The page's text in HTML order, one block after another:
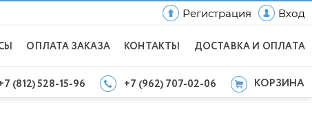
Регистрация Вход
ОПЛАТА ЗАКАЗА КОНТАКТЫ ДОСТАВКА И ОПЛАТА
(812) 528-15-96 +7 (962) 707-02-06 КОРЗИНА